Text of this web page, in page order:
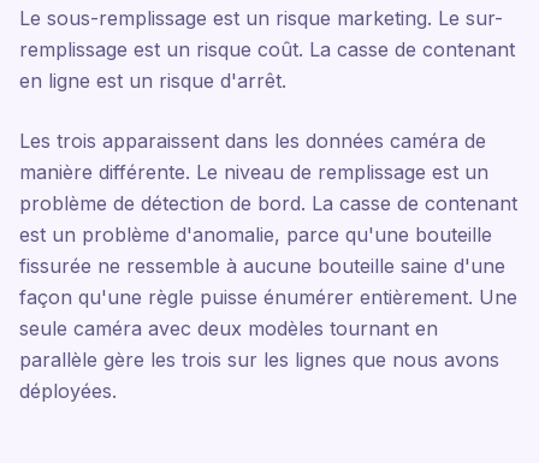
Le sous-remplissage est un risque marketing. Le sur-
remplissage est un risque coût. La casse de contenant
en ligne est un risque d'arrêt.
Les trois apparaissent dans les données caméra de
manière différente. Le niveau de remplissage est un
problème de détection de bord. La casse de contenant
est un problème d'anomalie, parce qu'une bouteille
fissurée ne ressemble à aucune bouteille saine d'une
façon qu'une règle puisse énumérer entièrement. Une
seule caméra avec deux modèles tournant en
parallèle gère les trois sur les lignes que nous avons
déployées.